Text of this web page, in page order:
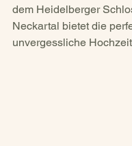
dem Heidelberger
Neckartal bietet die
unvergessliche